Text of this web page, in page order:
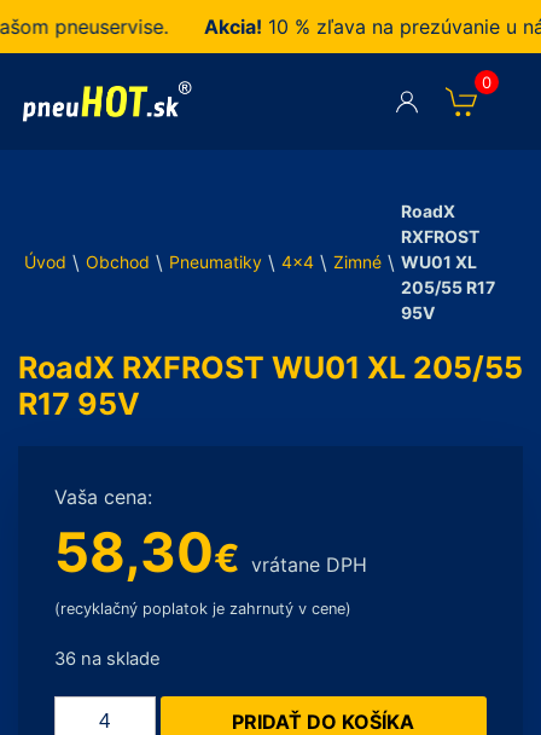
pneuservise. Akcia!10 % zľava na prezúvanie u nás
0
Úvod \ Obchod \ Pneumatiky \ 4x4 \ Zimné \
RoadX
RXFROST
WU01 XL
205/55 R17
95V
RoadX RXFROST WU01 XL 205/55
R17 95V
Vaša cena:
58,30€ vrátane DPH
(recyklačný poplatok je zahrnutý v cene)
36 na sklade
množstvo
PRIDAŤ DO KOŠÍKA